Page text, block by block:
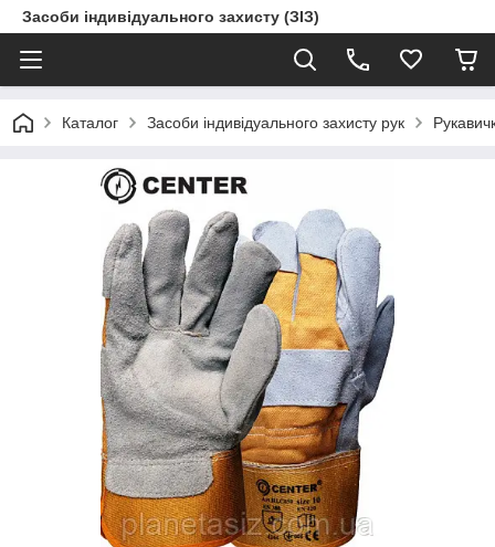
Засоби індивідуального захисту (ЗІЗ)
Каталог Засоби індивідуального захисту рук